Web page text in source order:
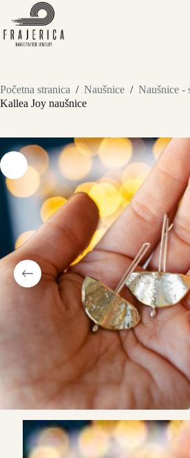
Preskoči
sadržaj
Početna stranica / Naušnice / Naušnice -
Kallea Joy naušnice